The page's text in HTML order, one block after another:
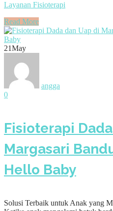
Layanan Fisioterapi
Read More
21May
angga
0
Fisioterapi
Margasari
Hello Baby
Solusi Terbaik untuk Anak yang